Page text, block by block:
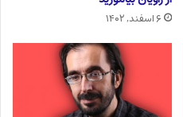
۶ اسفند, ۱۴۰۲